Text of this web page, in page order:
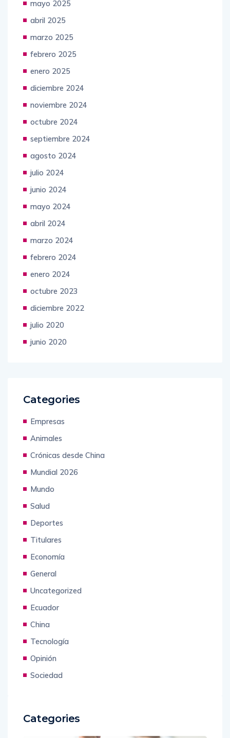
mayo 2025
abril 2025
marzo 2025
febrero 2025
enero 2025
diciembre 2024
noviembre 2024
octubre 2024
septiembre 2024
agosto 2024
julio 2024
junio 2024
mayo 2024
abril 2024
marzo 2024
febrero 2024
enero 2024
octubre 2023
diciembre 2022
julio 2020
junio 2020
Categories
Empresas
Animales
Crónicas desde China
Mundial 2026
Mundo
Salud
Deportes
Titulares
Economía
General
Uncategorized
Ecuador
China
Tecnología
Opinión
Sociedad
Categories